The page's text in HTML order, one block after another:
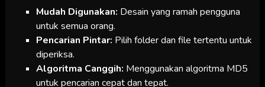
Mudah Digunakan: Desain yang ramah pengguna
untuk semua orang.
Pencarian Pintar: Pilih folder dan file tertentu untuk
diperiksa.
Algoritma Canggih: Menggunakan algoritma MD5
untuk pencarian cepat dan tepat.